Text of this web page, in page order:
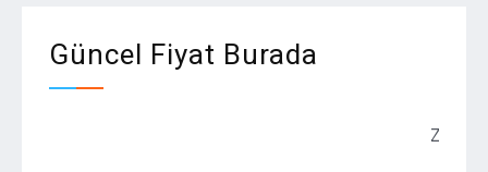
Güncel Fiyat Burada
Zemin